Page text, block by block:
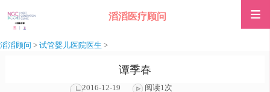
滔滔医疗顾问
滔滔顾问 > 试管婴儿医院医生 >
谭季春
2016-12-19 阅读1次